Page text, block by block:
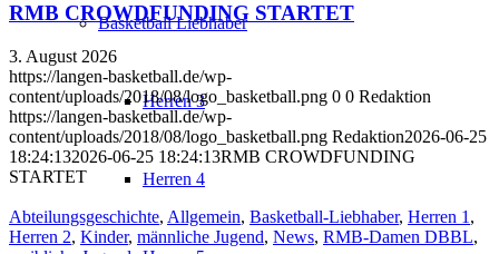
Basketball Liebhaber
Herren 3
Herren 4
RMB CROWDFUNDING STARTET
3. August 2026
https://langen-basketball.de/wp-
content/uploads/2018/08/logo_basketball.png 0 0 Redaktion
https://langen-basketball.de/wp-
content/uploads/2018/08/logo_basketball.png Redaktion2026-06-25
18:24:132026-06-25 18:24:13RMB CROWDFUNDING
STARTET
Abteilungsgeschichte, Allgemein, Basketball-Liebhaber, Herren 1 ,
Herren 2, Kinder, männliche Jugend, News, RMB-Damen DBBL,